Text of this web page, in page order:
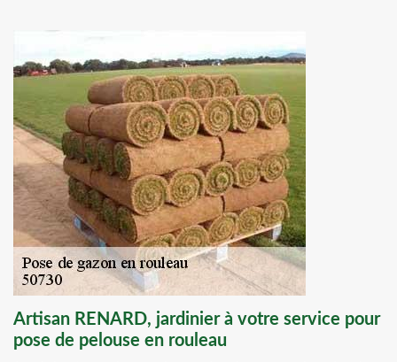
Artisan RENARD, jardinier à votre service pour
pose de pelouse en rouleau